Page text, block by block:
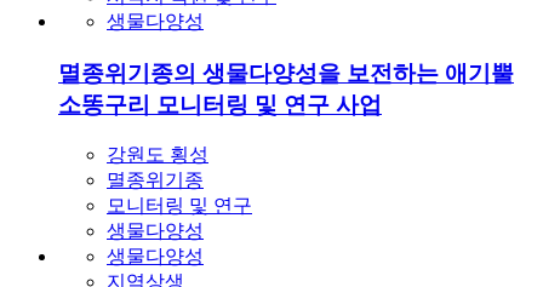
강원도 횡성
멸종위기종
모니터링 및 연구
생물다양성
생물다양성
멸종위기종의 생물다양성을 보전하는 금개구
리 방사 프로젝트
전국